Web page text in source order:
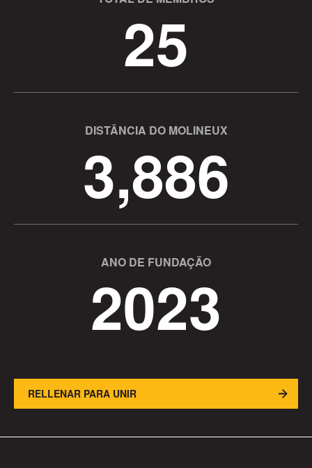
25
DISTÂNCIA DO MOLINEUX
3,886
ANO DE FUNDAÇÃO
2023
RELLENAR PARA UNIR